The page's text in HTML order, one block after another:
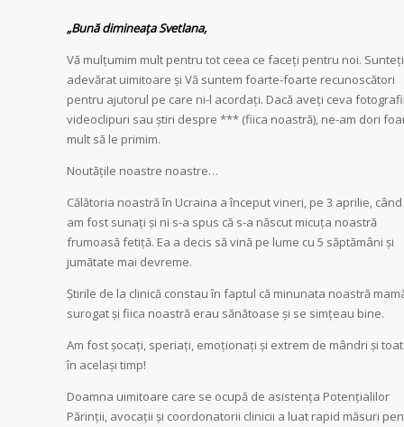
„Bună dimineața Svetlana,
Vă mulțumim mult pentru tot ceea ce faceți pentru noi.
adevărat uimitoare și Vă suntem foarte-foarte recunoscători
pentru ajutorul pe care ni-l acordați. Dacă aveți ceva
videoclipuri sau știri despre *** (fiica noastră), ne-am dori
mult să le primim.
Noutățile noastre noastre…
Călătoria noastră în Ucraina a început vineri, pe 3 aprilie, când
am fost sunați și ni s-a spus că s-a născut micuța noastră
frumoasă fetiță. Ea a decis să vină pe lume cu 5 săptămâni și
jumătate mai devreme.
Știrile de la clinică constau în faptul că minunata noastră
surogat și fiica noastră erau sănătoase și se simțeau bine.
Am fost șocați, speriați, emoționați și extrem de mândri și
în același timp!
Doamna uimitoare care se ocupă de asistența Potențialilor
Părinții, avocații și coordonatorii clinicii a luat rapid măsuri